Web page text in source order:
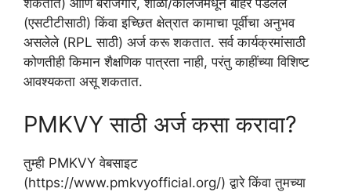
(एसटीटीसाठी) किंवा इच्छित क्षेत्रात कामाचा पूर्वीचा अनुभव
असलेले (RPL साठी) अर्ज करू शकतात. सर्व कार्यक्रमांसाठी
कोणतीही किमान शैक्षणिक पात्रता नाही, परंतु काहींच्या विशिष्ट
आवश्यकता असू शकतात.
PMKVY साठी अर्ज कसा करावा?
तुम्ही PMKVY वेबसाइट
(https://www.pmkvyofficial.org/) द्वारे किंवा तुमच्या